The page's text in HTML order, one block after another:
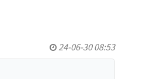
24-06-30 08:53